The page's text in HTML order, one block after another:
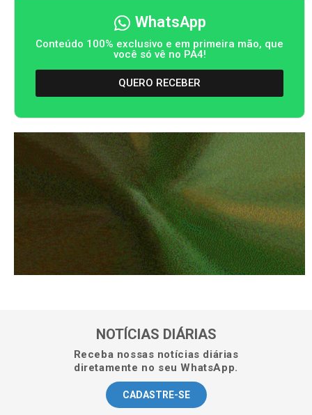
WhatsApp
Conteúdo 100% exclusivo e em primeira mão, que
você só vê no PA4!
QUERO RECEBER
NOTÍCIAS DIÁRIAS
Receba nossas notícias diárias
diretamente no seu WhatsApp.
CADASTRE-SE